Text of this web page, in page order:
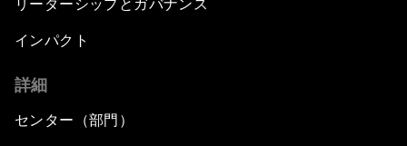
リーダーシップとガバナンス
インパクト
詳細
センター（部門）